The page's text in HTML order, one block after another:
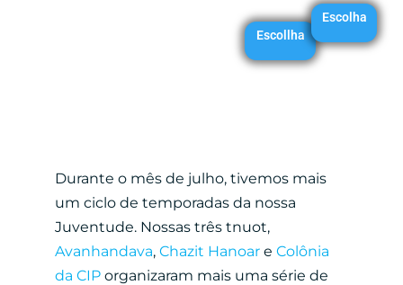
Escollha
Escolha
Durante o mês de julho, tivemos mais
um ciclo de temporadas da nossa
Juventude. Nossas três tnuot,
Avanhandava, Chazit Hanoar e Colônia
da CIPorganizaram mais uma série de